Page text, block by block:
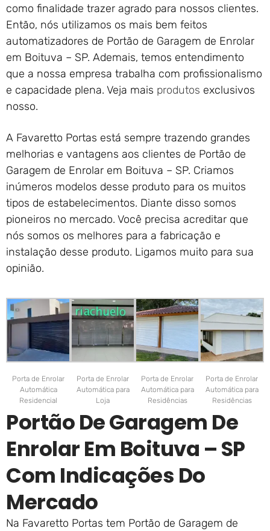
Portão de Garagem de
Enrolar em Nova Iguaçu – RJ
Portão de Garagem de
Enrolar em Nova Friburgo –
RJ
como finalidade trazer agrado para nossos clientes.
Então, nós utilizamos os mais bem feitos
automatizadores de Portão de Garagem de Enrolar
em Boituva – SP. Ademais, temos entendimento
que a nossa empresa trabalha com profissionalismo
e capacidade plena. Veja mais produtos exclusivos
nosso.
A Favaretto Portas está sempre trazendo grandes
melhorias e vantagens aos clientes de Portão de
Garagem de Enrolar em Boituva – SP. Criamos
inúmeros modelos desse produto para os muitos
tipos de estabelecimentos. Diante disso somos
pioneiros no mercado. Você precisa acreditar que
nós somos os melhores para a fabricação e
instalação desse produto. Ligamos muito para sua
opinião.
Porta de Enrolar
Automática
Residencial
Porta de Enrolar
Automática para
Loja
Porta de Enrolar
Automática para
Residências
Porta de Enrolar
Automática para
Residências
Portão De Garagem De
Enrolar Em Boituva – SP
Com Indicações Do
Mercado
Na Favaretto Portas tem Portão de Garagem de